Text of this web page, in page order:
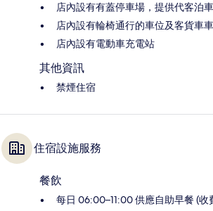
店內設有有蓋停車場，提供代客泊
店內設有輪椅通行的車位及客貨車
店內設有電動車充電站
其他資訊
禁煙住宿
住宿設施服務
餐飲
每日 06:00–11:00 供應自助早餐 (收